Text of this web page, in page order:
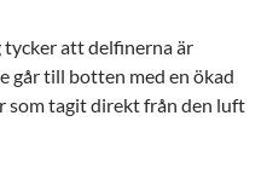
tycker att delfinerna är
går till botten med en ökad
som tagit direkt från den luft